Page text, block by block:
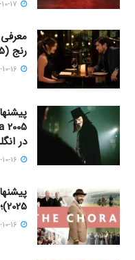
رنج (Beauty from Pain 2025)
در
2025)؛ نجات موسیقی در دل جنگ